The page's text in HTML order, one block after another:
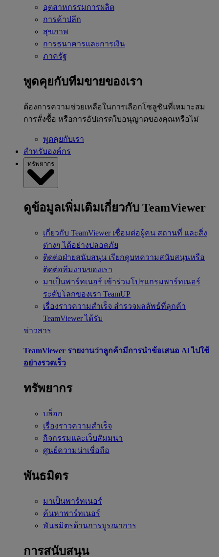
อุตสาหกรรมการผลิต
การค้าปลีก
สุขภาพ
การธนาคารและการเงิน
ภาครัฐ
พูดคุยกับทีมขายของเรา
ต้องการความช่วยเหลือในการเลือกโซลูชันที่เหมาะสม
การสั่งซื้อ หรือการอัปเกรดใบอนุญาตของคุณหรือไม่
พูดคุยกับเรา
สำหรับองค์กร
ทรัพยากร
ดูข้อมูลเพิ่มเติมเกี่ยวกับ TeamViewer
เกี่ยวกับ TeamViewer เชื่อมต่อผู้คน สถานที่ และสิ่ง
ต่างๆ ได้อย่างปลอดภัย
ติดต่อฝ่ายสนับสนุน เรียกดูบทความสนับสนุนหรือ
ติดต่อทีมงานของเรา
มาเป็นพาร์ทเนอร์ เข้าร่วมโปรแกรมพาร์ทเนอร์
ระดับโลกของเรา TeamUP
เรื่องราวความสำเร็จ สำรวจผลลัพธ์ที่ลูกค้า
TeamViewer ได้รับ
ข่าวสาร
TeamViewer รายงานว่าลูกค้ามีการนำข้อเสนอ Al ไปใช้
อย่างรวดเร็ว
ทรัพยากร
บล็อก
เรื่องราวความสำเร็จ
กิจกรรมและเว็บสัมมนา
ศูนย์ความน่าเชื่อถือ
พันธมิตร
มาเป็นพาร์ทเนอร์
ค้นหาพาร์ทเนอร์
พันธมิตรด้านการบูรณาการ
การสนับสนุน